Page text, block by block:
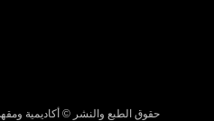
حقوق الطبع والنشر © أكاديمية